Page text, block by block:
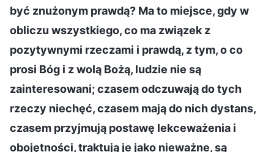
być znużonym prawdą? Ma to miejsce, gdy w
obliczu wszystkiego, co ma związek z
pozytywnymi rzeczami i prawdą, z tym, o co
prosi Bóg i z wolą Bożą, ludzie nie są
zainteresowani; czasem odczuwają do tych
rzeczy niechęć, czasem mają do nich dystans,
czasem przyjmują postawę lekceważenia i
obojętności, traktują je jako nieważne, są